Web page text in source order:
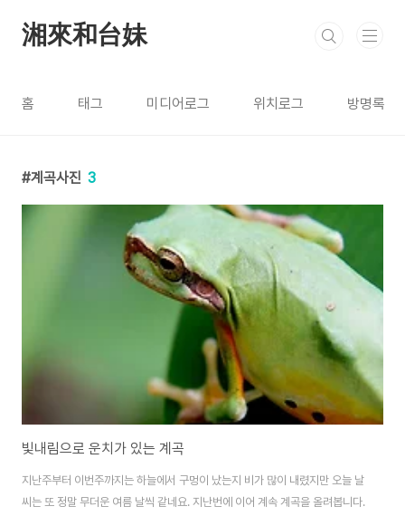
湘來和台妹
홈 태그 미디어로그 위치로그 방명록
계곡사진 3
빛내림으로 운치가 있는 계곡
지난주부터 이번주까지는 하늘에서 구멍이 났는지 비가 많이 내렸지만 오늘 날
씨는 또 정말 무더운 여름 날씩 같네요. 지난번에 이어 계속 계곡을 올려봅니다.